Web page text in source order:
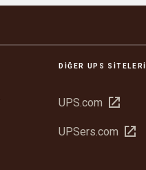
DIĞER UPS SITELERI
UPS.com Yeni
aç
UPSers.com Yeni